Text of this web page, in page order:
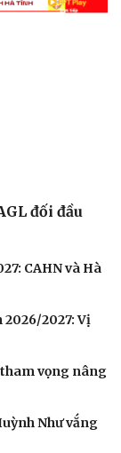
đối đầu
CAHN và Hà
2027: Vị
tham vọng nâng
Như vắng